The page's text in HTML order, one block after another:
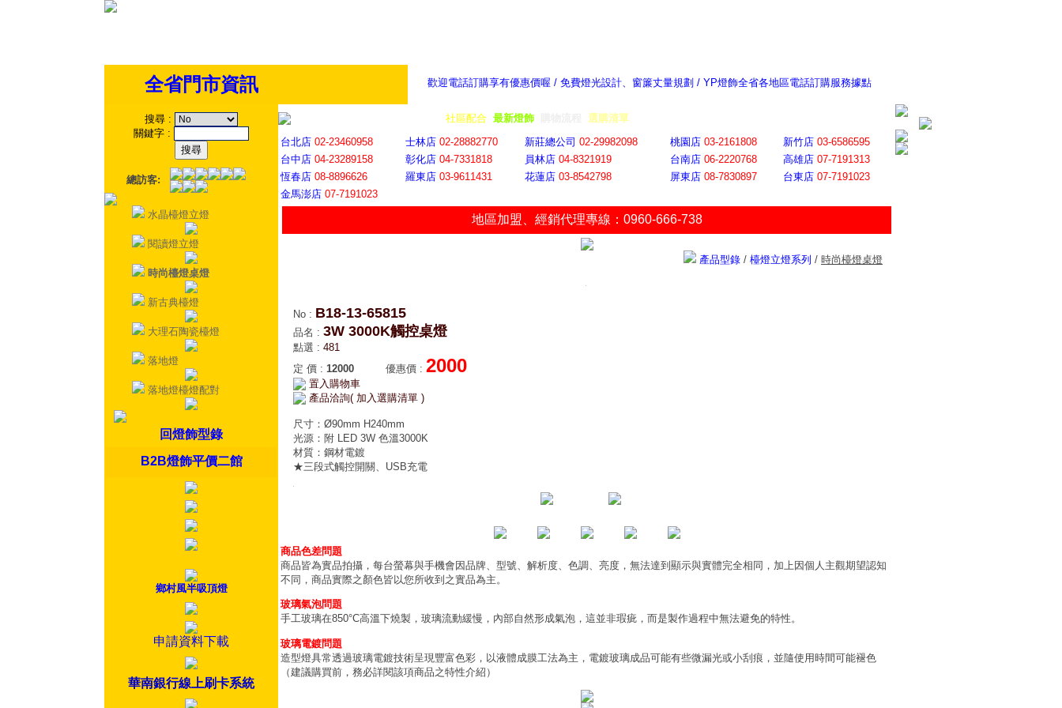
歡迎電話訂購享有優惠價喔 / 免費燈光設計、窗簾丈量規劃 / YP燈飾全省各地區電話訂購服務據點
全省門市資訊
搜尋 :
關鍵字 :
總訪客:
水晶檯燈立燈
閱讀燈立燈
時尚檯燈桌燈
新古典檯燈
大理石陶瓷檯燈
落地燈
落地燈檯燈配對
回燈飾型錄
B2B燈飾平價二館
鄉村風半吸頂燈
申請資料下載
華南銀行線上刷卡系統
社區配合 最新燈飾 選購清單
台北店 02-23460958 士林店 02-28882770 新莊總公司 02-29982098 桃園店 03-2161808 新竹店 03-6586595
台中店 04-23289158 彰化店 04-7331818 員林店 04-8321919 台南店 06-2220768 高雄店 07-7191313
恆春店 08-8896626 羅東店 03-9611431 花蓮店 03-8542798 屏東店 08-7830897 台東店 07-7191023
金馬澎店 07-7191023
地區加盟 經銷代理專線：0960-666-738
產品型錄 / 檯燈立燈系列 / 時尚檯燈桌燈
No : B18-13-65815
品名 : 3W 3000K觸控桌燈
點選 : 481
定 價 : 12000 優惠價 : 2000
置入購物車
產品洽詢( 加入選購清單 )
尺寸：Ø90mm H240mm
光源：附 LED 3W 色溫3000K
材質：鋼材電鍍
★三段式觸控開關、USB充電
商品色差問題
商品皆為實品拍攝，每台螢幕與手機會因品牌、型號、解析度、色調、亮度，無法達到顯示與實體完全相同，加上因個人主觀期望認知
不同，商品實際之顏色皆以您所收到之實品為主。
玻璃氣泡問題
手工玻璃在850°C高溫下燒製，玻璃流動緩慢，內部自然形成氣泡，這並非瑕疵，而是製作過程中無法避免的特性。
玻璃電鍍問題
造型燈具常透過玻璃電鍍技術呈現豐富色彩，以液體成膜工法為主，電鍍玻璃成品可能有些微漏光或小刮痕，並隨使用時間可能褪色
（建議購買前，務必詳閱該項商品之特性介紹）